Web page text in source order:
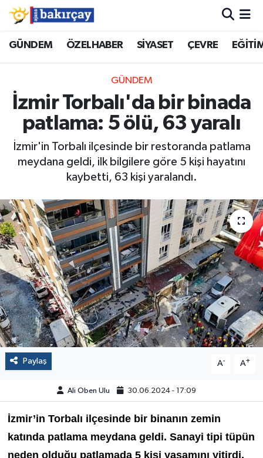
GÜNDEM ÖZELHABER SİYASET ÇEVRE
GÜNDEM
İzmir Torbalı'da bir binada
patlama: 5 ölü, 63 yaralı
İzmir'in Torbalı ilçesinde bir restoranda patlama
meydana geldi, ilk bilgilere göre 5 kişi hayatını
kaybetti, 63 kişi yaralandı.
Paylaş A- A+
Ali Oben Ulu 30.06.2024 - 17:09
İzmir’in Torbalı ilçesinde bir binanın zemin
katında patlama meydana geldi. Sanayi tipi tüpün
neden olduğu patlamada 5 kişi yaşamını yitirdi,
İzmir Nöbetçi Eczaneler
İzmir Hava Durumu
İzmir Namaz Vakitleri
İzmir Trafik Yoğunluk Haritası
Süper Lig Puan Durumu ve Fikstür
Son Dakika Haberleri
Haber Arşivi